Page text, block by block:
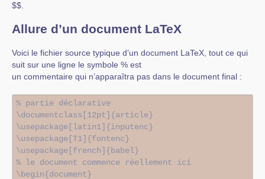
$$.
Allure d’un document LaTeX
Voici le fichier source typique d’un document LaTeX, tout ce qui
suit sur une ligne le symbole % est
un commentaire qui n’apparaîtra pas dans le document final :